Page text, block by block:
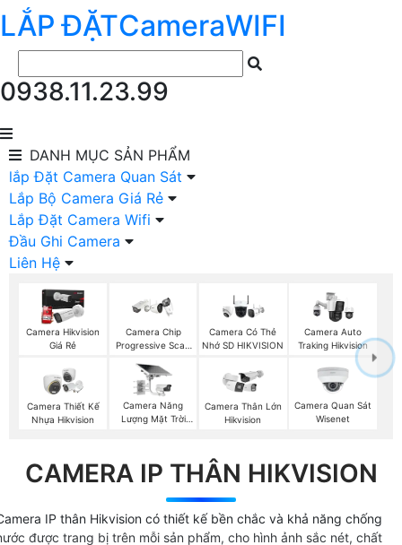
LẮP ĐẶTCameraWIFI
0938.11.23.99
DANH MỤC SẢN PHẨM
lắp Đặt Camera Quan Sát
Lắp Bộ Camera Giá Rẻ
Lắp Đặt Camera Wifi
Đầu Ghi Camera
Liên Hệ
Camera Hikvision
Giá Rẻ
Camera Chip
Progressive Scan
Camera Có Thẻ
Nhớ SD HIKVISION
Camera Auto
Traking Hikvision
Camera Thiết Kế
Nhựa Hikvision
Camera Năng
Lượng Mặt Trời
Camera Thân Lớn
Hikvision
Camera Quan Sát
Wisenet
CAMERA IP THÂN HIKVISION
IP thân Hikvision có thiết kế bền chắc và khả năng chống
được trang bị trên mỗi sản phẩm, cho hình ảnh sắc nét, chất